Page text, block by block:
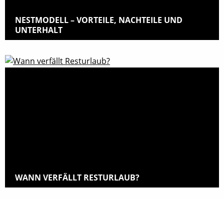
NESTMODELL – VORTEILE, NACHTEILE UND
UNTERHALT
WANN VERFÄLLT RESTURLAUB?